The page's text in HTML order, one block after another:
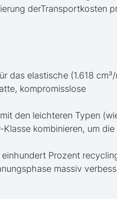
derTransportkosten
das elastische (1.618
kompromisslose
den leichteren Typen
kombinieren, um
Prozent
massiv